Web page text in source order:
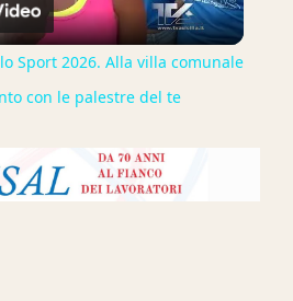
Video
Sport 2026. Alla villa comunale
con le palestre del te